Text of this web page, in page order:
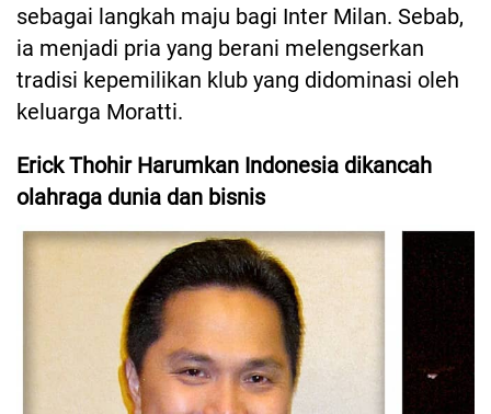
sebagai langkah maju bagi Inter Milan. Sebab,
ia menjadi pria yang berani melengserkan
tradisi kepemilikan klub yang didominasi oleh
keluarga Moratti.
Erick Thohir Harumkan Indonesia dikancah
olahraga dunia dan bisnis